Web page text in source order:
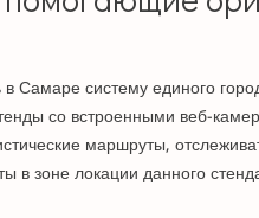
Самаре систему единого
со встроенными веб-
маршруты,
в зоне локации данного